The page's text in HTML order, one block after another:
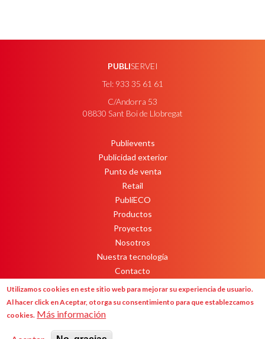
PUBLISERVEI
Tel: 933 35 61 61
C/Andorra 53
08830 Sant Boi de Llobregat
Publievents
Publicidad exterior
Punto de venta
Retail
PubliECO
Productos
Proyectos
Nosotros
Nuestra tecnología
Contacto
Newsletter
Utilizamos cookies en este sitio web para mejorar su experiencia de usuario.
Al hacer click en Aceptar, otorga su consentimiento para que establezcamos
cookies. Más información